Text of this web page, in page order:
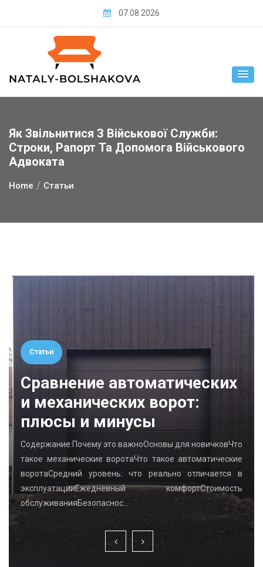
07.08.2026
Як Звільнитися З Військової Служби:
Строки, Рапорт Та Допомога Військового
Адвоката
Home Статьи
Статьи
Сравнение автоматических
и механических ворот:
плюсы и минусы
Содержание:Почему это важноОсновы для новичковЧто
такое механические воротаЧто такое автоматические
воротаСредний уровень: что реально отличается в
эксплуатацииЕжедневный комфортСтоимость
обслуживанияБезопаснос…